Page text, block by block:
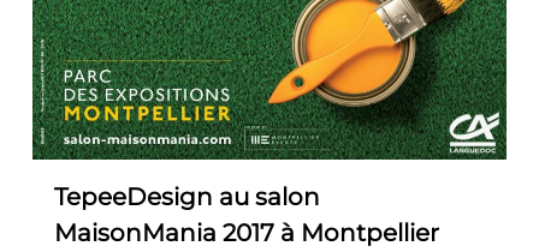
TepeeDesign au salon
MaisonMania 2017 à Montpellier